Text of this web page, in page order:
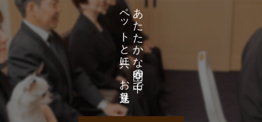
あたたかな空間の中で、
ペットと共に、お見送り